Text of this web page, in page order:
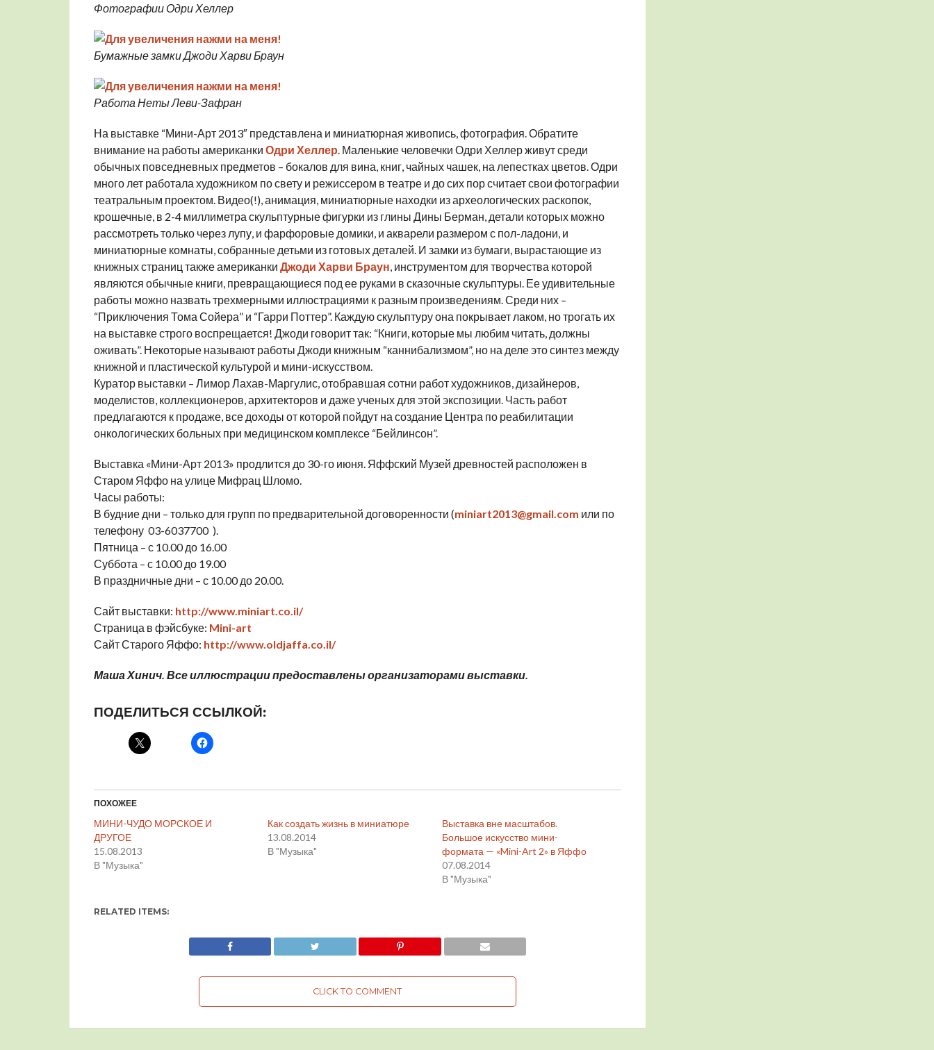
Фотографии Одри Хеллер
Бумажные замки Джоди Харви Браун
Работа Неты Леви-Зафран
На выставке “Мини-Арт 2013″ представлена и миниатюрная живопись, фотография. Обратите
внимание на работы американки Одри Хеллер. Маленькие человечки Одри Хеллер живут среди
обычных повседневных предметов – бокалов для вина, книг, чайных чашек, на лепестках цветов. Одри
много лет работала художником по свету и режиссером в театре и до сих пор считает свои фотографии
театральным проектом. Видео(!), анимация, миниатюрные находки из археологических раскопок,
крошечные, в 2-4 миллиметра скульптурные фигурки из глины Дины Берман, детали которых можно
рассмотреть только через лупу, и фарфоровые домики, и акварели размером с пол-ладони, и
миниатюрные комнаты, собранные детьми из готовых деталей. И замки из бумаги, вырастающие из
книжных страниц также американки Джоди Харви Браун, инструментом для творчества которой
являются обычные книги, превращающиеся под ее руками в сказочные скульптуры. Ее удивительные
работы можно назвать трехмерными иллюстрациями к разным произведениям. Среди них –
“Приключения Тома Сойера” и “Гарри Поттер”. Каждую скульптуру она покрывает лаком, но трогать их
на выставке строго воспрещается! Джоди говорит так: “Книги, которые мы любим читать, должны
оживать”. Некоторые называют работы Джоди книжным “каннибализмом”, но на деле это синтез между
книжной и пластической культурой и мини-искусством.
Куратор выставки – Лимор Лахав-Маргулис, отобравшая сотни работ художников, дизайнеров,
моделистов, коллекционеров, архитекторов и даже ученых для этой экспозиции. Часть работ
предлагаются к продаже, все доходы от которой пойдут на создание Центра по реабилитации
онкологических больных при медицинском комплексе “Бейлинсон”.
Выставка «Мини-Арт 2013» продлится до 30-го июня. Яффский Музей древностей расположен в
Старом Яффо на улице Мифрац Шломо.
Часы работы:
В будние дни – только для групп по предварительной договоренности (miniart2013@gmail.com или по
телефону 03-6037700 ).
Пятница – с 10.00 до 16.00
Суббота – с 10.00 до 19.00
В праздничные дни – с 10.00 до 20.00.
Сайт выставки: http://www.miniart.co.il/
Страница в фэйсбуке: Mini-art
Сайт Старого Яффо: http://www.oldjaffa.co.il/
Маша Хинич. Все иллюстрации предоставлены организаторами выставки.
ПОДЕЛИТЬСЯ ССЫЛКОЙ:
ПОХОЖЕЕ
МИНИ-ЧУДО МОРСКОЕ И
ДРУГОЕ
15.08.2013
В "Музыка"
Как создать жизнь в миниатюре
13.08.2014
В "Музыка"
Выставка вне масштабов.
Большое искусство мини-
формата — «Mini-Art 2» в Яффо
07.08.2014
В "Музыка"
RELATED ITEMS:
CLICK TO COMMENT